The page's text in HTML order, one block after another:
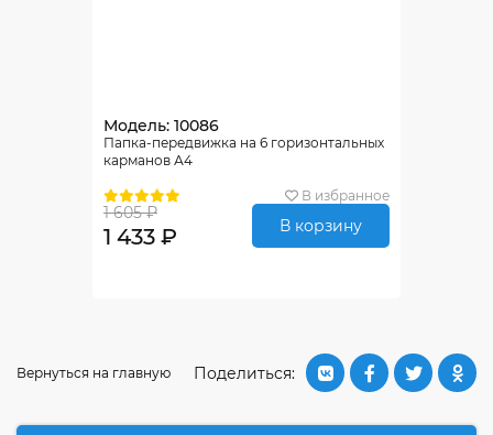
Модель: 10086
Папка-передвижка на 6 горизонтальных
карманов А4
В избранное
1 605 ₽
1 433 ₽ В корзину
Поделиться:
Вернуться на главную